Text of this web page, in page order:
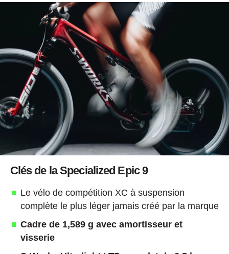
Clés de la Specialized Epic 9
Le vélo de compétition XC à suspension
complète le plus léger jamais créé par la marque
Cadre de 1,589 g avec amortisseur et
visserie